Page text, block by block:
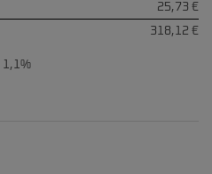
25,73 €
318,12 €
1,1%